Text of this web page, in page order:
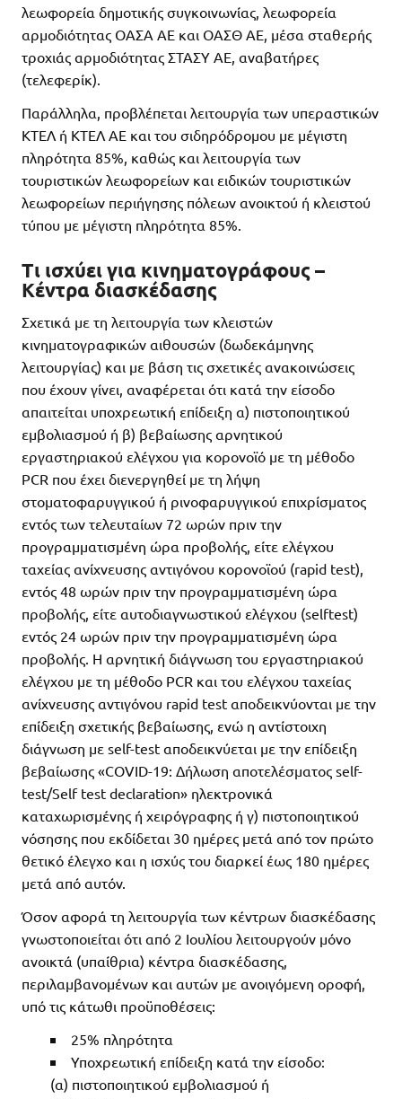
λεωφορεία δημοτικής συγκοινωνίας, λεωφορεία
αρμοδιότητας ΟΑΣΑ ΑΕ και ΟΑΣΘ ΑΕ, μέσα σταθερής
τροχιάς αρμοδιότητας ΣΤΑΣΥ ΑΕ, αναβατήρες
(τελεφερίκ).
Παράλληλα, προβλέπεται λειτουργία των υπεραστικών
ΚΤΕΛ ή ΚΤΕΛ ΑΕ και του σιδηρόδρομου με μέγιστη
πληρότητα 85%, καθώς και λειτουργία των
τουριστικών λεωφορείων και ειδικών τουριστικών
λεωφορείων περιήγησης πόλεων ανοικτού ή κλειστού
τύπου με μέγιστη πληρότητα 85%.
Τι ισχύει για κινηματογράφους –
Κέντρα διασκέδασης
Σχετικά με τη λειτουργία των κλειστών
κινηματογραφικών αιθουσών (δωδεκάμηνης
λειτουργίας) και με βάση τις σχετικές ανακοινώσεις
που έχουν γίνει, αναφέρεται ότι κατά την είσοδο
απαιτείται υποχρεωτική επίδειξη α) πιστοποιητικού
εμβολιασμού ή β) βεβαίωσης αρνητικού
εργαστηριακού ελέγχου για κορονοϊό με τη μέθοδο
PCR που έχει διενεργηθεί με τη λήψη
στοματοφαρυγγικού ή ρινοφαρυγγικού επιχρίσματος
εντός των τελευταίων 72 ωρών πριν την
προγραμματισμένη ώρα προβολής, είτε ελέγχου
ταχείας ανίχνευσης αντιγόνου κορονοϊού (rapid test),
εντός 48 ωρών πριν την προγραμματισμένη ώρα
προβολής, είτε αυτοδιαγνωστικού ελέγχου (selftest)
εντός 24 ωρών πριν την προγραμματισμένη ώρα
προβολής. Η αρνητική διάγνωση του εργαστηριακού
ελέγχου με τη μέθοδο PCR και του ελέγχου ταχείας
ανίχνευσης αντιγόνου rapid test αποδεικνύονται με την
επίδειξη σχετικής βεβαίωσης, ενώ η αντίστοιχη
διάγνωση με self-test αποδεικνύεται με την επίδειξη
βεβαίωσης «COVID-19: Δήλωση αποτελέσματος self-
test/Self test declaration» ηλεκτρονικά
καταχωρισμένης ή χειρόγραφης ή γ) πιστοποιητικού
νόσησης που εκδίδεται 30 ημέρες μετά από τον πρώτο
θετικό έλεγχο και η ισχύς του διαρκεί έως 180 ημέρες
μετά από αυτόν.
Όσον αφορά τη λειτουργία των κέντρων διασκέδασης
γνωστοποιείται ότι από 2 Ιουλίου λειτουργούν μόνο
ανοικτά (υπαίθρια) κέντρα διασκέδασης,
περιλαμβανομένων και αυτών με ανοιγόμενη οροφή,
υπό τις κάτωθι προϋποθέσεις:
25% πληρότητα
Υποχρεωτική επίδειξη κατά την είσοδο:
(α) πιστοποιητικού εμβολιασμού ή